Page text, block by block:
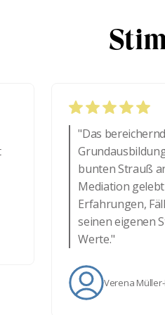
"Das bereichernde
Grundausbildung als
bunten Strauß an
Mediation gelebt
Erfahrungen, Fälle
seinen eigenen Stil zu
Werte."
Verena Müller-